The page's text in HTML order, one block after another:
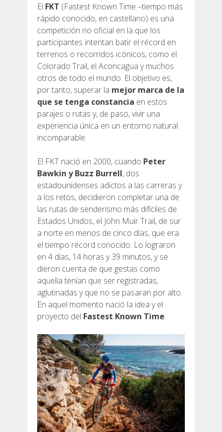
El FKT (Fastest Known Time –tiempo más
rápido conocido, en castellano) es una
competición no oficial en la que los
participantes intentan batir el récord en
terrenos o recorridos icónicos, como el
Colorado Trail, el Aconcagua y muchos
otros de todo el mundo. El objetivo es,
por tanto, superar la mejor marca de la
que se tenga constancia en estos
parajes o rutas y, de paso, vivir una
experiencia única en un entorno natural
incomparable.
El FKT nació en 2000, cuando Peter
Bawkin y Buzz Burrell, dos
estadounidenses adictos a las carreras y
a los retos, decidieron completar una de
las rutas de senderismo más difíciles de
Estados Unidos, el John Muir Trail, de sur
a norte en menos de cinco días, que era
el tiempo récord conocido. Lo lograron
en 4 días, 14 horas y 39 minutos, y se
dieron cuenta de que gestas como
aquella tenían que ser registradas,
aglutinadas y que no se pasaran por alto.
En aquel momento nació la idea y el
proyecto del Fastest Known Time.